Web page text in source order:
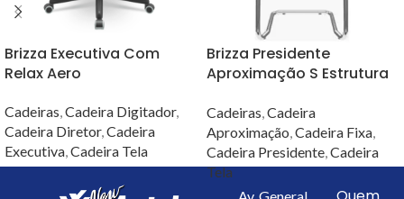
Brizza Executiva Com
Relax Aero
Cadeiras,Cadeira Digitador,
Cadeira Diretor,Cadeira
Executiva,Cadeira Tela
Brizza Presidente
Aproximação S Estrutura
Couro Ecológico
Cadeiras,Cadeira
Aproximação,Cadeira Fixa,
Cadeira Presidente,Cadeira
Tela